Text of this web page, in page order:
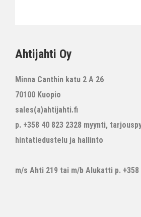
Ahtijahti Oy
Minna Canthin katu 2 A 26
70100 Kuopio
sales(a)ahtijahti.fi
p. +358 40 823 2328 myynti,
hintatiedustelu ja hallinto
m/s Ahti 219 tai m/b Alukatti p. +358